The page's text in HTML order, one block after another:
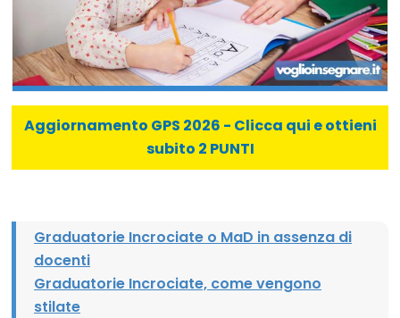
Aggiornamento GPS 2026 - Clicca qui e ottieni
subito 2 PUNTI
Graduatorie Incrociate o MaD in assenza di
docenti
Graduatorie Incrociate, come vengono
stilate